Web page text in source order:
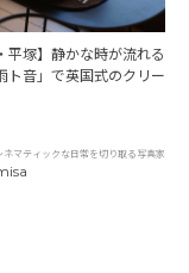
平塚】静かな時が流れる
ト音」で英国式のクリー
ネマティックな日常を切り取る写真家